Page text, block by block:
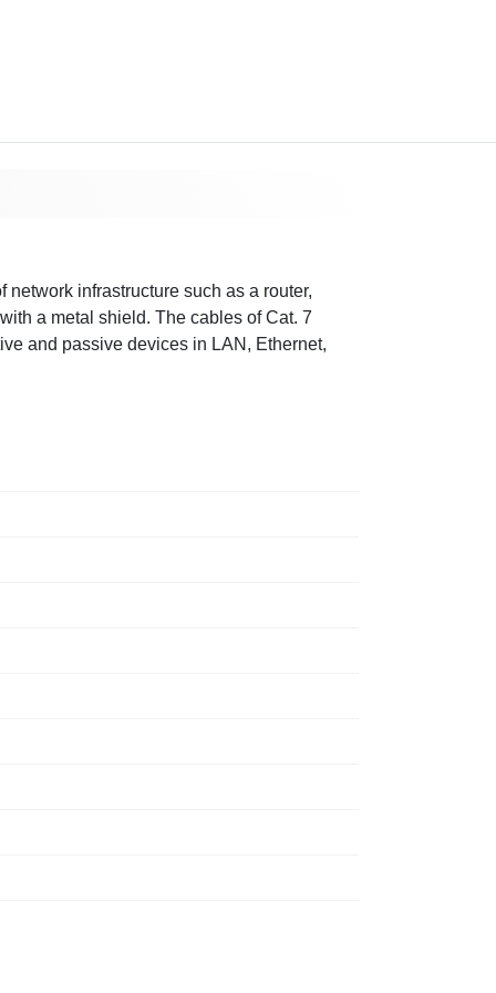
infrastructure such as a router,
a metal shield. The cables of Cat. 7
and passive devices in LAN, Ethernet,